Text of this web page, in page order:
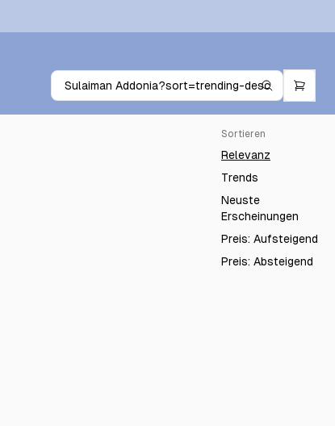
Sortieren
Relevanz
Trends
Neuste
Erscheinungen
Preis: Aufsteigend
Preis: Absteigend